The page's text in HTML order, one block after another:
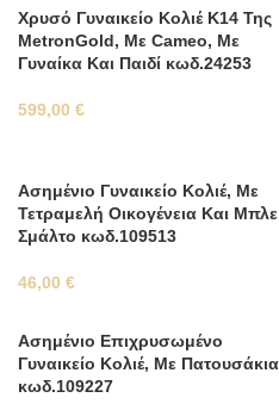
Χρυσό Γυναικείο Κολιέ Κ14 Της
MetronGold, Με Cameo, Με
Γυναίκα Και Παιδί κωδ.24253
599,00 €
Ασημένιο Γυναικείο Κολιέ, Με
Τετραμελή Οικογένεια Και Μπλε
Σμάλτο κωδ.109513
46,00 €
Ασημένιο Επιχρυσωμένο
Γυναικείο Κολιέ, Με Πατουσάκια
κωδ.109227